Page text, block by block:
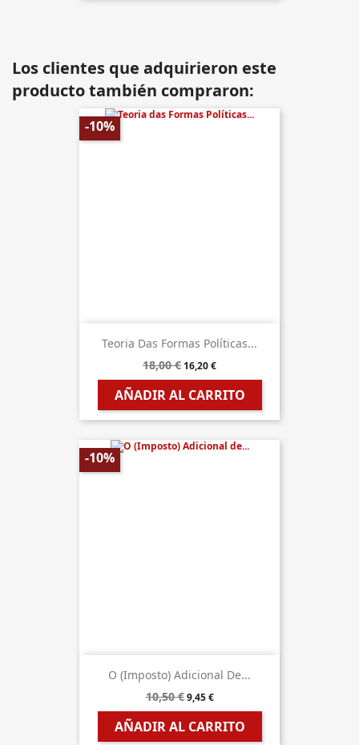
Los clientes que adquirieron este
producto también compraron:
Teoria Das Formas Políticas...
18,00 € 16,20 €
AÑADIR AL CARRITO
-10%
O (Imposto) Adicional De...
10,50 € 9,45 €
AÑADIR AL CARRITO
-10%